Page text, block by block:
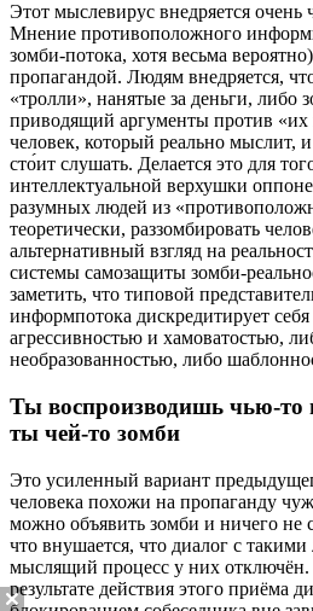
Этот мыслевирус внедряется очень
Мнение противоположного
зомби-потока, хотя весьма
пропагандой. Людям внедряется,
«тролли», нанятые за деньги, либо
приводящий аргументы против «их
человек, который реально мыслит,
сто́ит слушать. Делается это для
интеллектуальной верхушки
разумных людей из
теоретически, раззомбировать
альтернативный взгляд на
системы самозащиты зомби-
заметить, что типовой
информпотока дискредитирует
агрессивностью и хамоватостью,
необразованностью, либо
Ты воспроизводишь чью-то
ты чей-то зомби
Это усиленный вариант
человека похожи на пропаганду
можно объявить зомби и ничего
что внушается, что диалог с
мыслящий процесс у них отключён.
результате действия этого приёма